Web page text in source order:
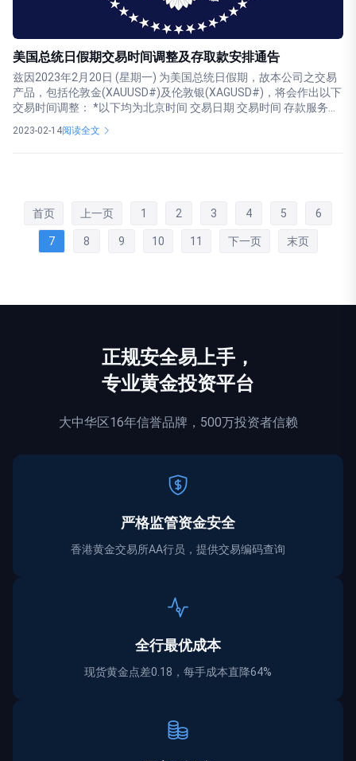
美国总统日假期交易时间调整及存取款安排通告
兹因2023年2月20日 (星期一) 为美国总统日假期，故本公司之交易
产品，包括伦敦金(XAUUSD#)及伦敦银(XAGUSD#)，将会作出以下
交易时间调整： *以下均为北京时间 交易日期 交易时间 存款服务...
2023-02-14阅读全文
首页 上一页 1 2 3 4 5 6
7 8 9 10 11 下一页 末页
正规安全易上手，
专业黄金投资平台
大中华区16年信誉品牌，500万投资者信赖
严格监管资金安全
香港黄金交易所AA行员，提供交易编码查询
全行最优成本
现货黄金点差0.18，每手成本直降64%